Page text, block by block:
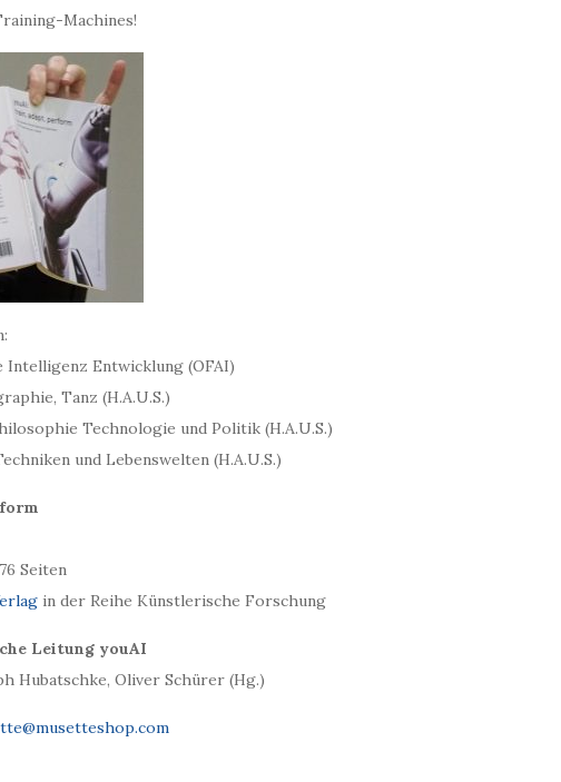
Machines!
Entwicklung (OFAI)
Tanz (H.A.U.S.)
Technologie und Politik (H.A.U.S.)
und Lebenswelten (H.A.U.S.)
Seiten
in der Reihe Künstlerische Forschung
Leitung youAI
Hubatschke, Oliver Schürer (Hg.)